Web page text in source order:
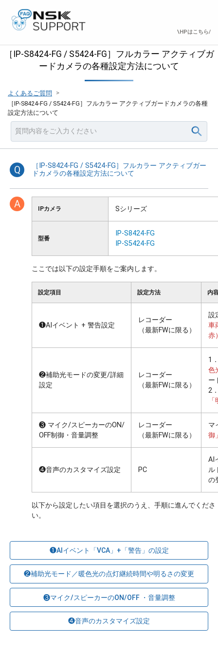
\HPはこちら/
［IP-S8424-FG / S5424-FG］フルカラー アクティブガ
ードカメラの各種設定方法について
よくあるご質問
>
［IP-S8424-FG / S5424-FG］フルカラー アクティブガードカメラの各種
設定方法について
Q
［IP-S8424-FG / S5424-FG］フルカラー アクティブガー
ドカメラの各種設定方法について
A IPカメラ Sシリーズ
型番
IP-S8424-FG
IP-S5424-FG
設定項目 設定方法
❶AIイベント + 警告設定
レコーダー
（最新FWに限る）
設
車
赤
❷補助光モードの変更/詳細
設定
レコーダー
（最新FWに限る）
1
色
ー
2
❸ マイク/スピーカーのON/
OFF制御・音量調整
レコーダー
（最新FWに限る）
マ
御
❹音声のカスタマイズ設定 PC
AI
ル
の
以下から設定したい項目を選択のうえ、手順に進んでくださ
❶AIイベント「VCA」+「警告」の設定
❷補助光モード／暖色光の点灯継続時間や明るさの変更
❸マイク/スピーカーのON/OFF ・音量調整
❹音声のカスタマイズ設定